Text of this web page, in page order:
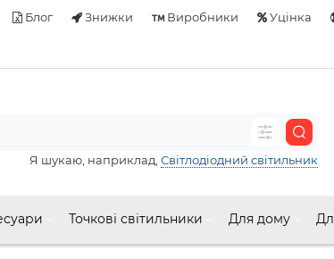
Блог Знижки Виробники Уцінка
Я шукаю, наприклад, Світлодіодний світильник
Точкові світильники Для дому